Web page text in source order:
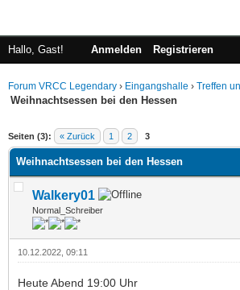
Hallo, Gast! Anmelden Registrieren
Forum VRCC Legendary › Eingangshalle › Treffen
Weihnachtsessen bei den Hessen
Seiten (3): « Zurück 1 2 3
Durchschnitt
Weihnachtsessen bei den Hessen
Walkery01
Normal_Schreiber
10.12.2022, 09:11
Heute Abend 19:00 Uhr